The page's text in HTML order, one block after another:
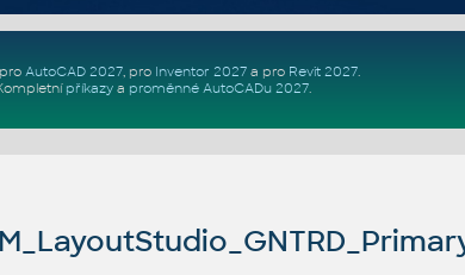
AutoCAD 2027, pro Inventor 2027a pro Revit 2027.
příkazya proměnné AutoCADu 2027.